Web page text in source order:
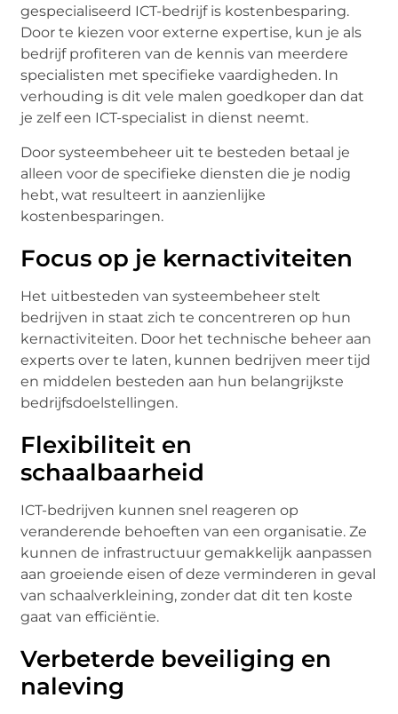
gespecialiseerd ICT-bedrijf is kostenbesparing.
Door te kiezen voor externe expertise, kun je als
bedrijf profiteren van de kennis van meerdere
specialisten met specifieke vaardigheden. In
verhouding is dit vele malen goedkoper dan dat
je zelf een ICT-specialist in dienst neemt.
Door systeembeheer uit te besteden betaal je
alleen voor de specifieke diensten die je nodig
hebt, wat resulteert in aanzienlijke
kostenbesparingen.
Focus op je kernactiviteiten
Het uitbesteden van systeembeheer stelt
bedrijven in staat zich te concentreren op hun
kernactiviteiten. Door het technische beheer aan
experts over te laten, kunnen bedrijven meer tijd
en middelen besteden aan hun belangrijkste
bedrijfsdoelstellingen.
Flexibiliteit en
schaalbaarheid
ICT-bedrijven kunnen snel reageren op
veranderende behoeften van een organisatie. Ze
kunnen de infrastructuur gemakkelijk aanpassen
aan groeiende eisen of deze verminderen in geval
van schaalverkleining, zonder dat dit ten koste
gaat van efficiëntie.
Verbeterde beveiliging en
naleving